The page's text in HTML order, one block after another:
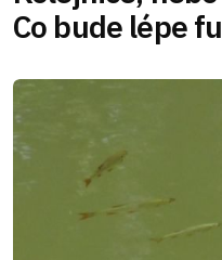
Co bude lépe